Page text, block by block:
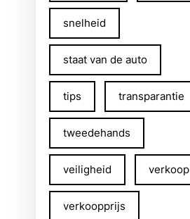
snelheid
staat van de auto
tips transparantie
tweedehands
veiligheid verkoop
verkoopprijs